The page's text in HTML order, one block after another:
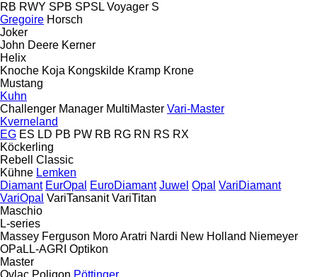
RB RWY SPB SPSL Voyager S
Gregoire Horsch
Joker
John Deere Kerner
Helix
Knoche Koja Kongskilde Kramp Krone
Mustang
Kuhn
Challenger Manager MultiMaster Vari-Master
Kverneland
EG ES LD PB PW RB RG RN RS RX
Köckerling
Rebell Classic
Kühne Lemken
Diamant EurOpal EuroDiamant Juwel Opal VariDiamant
VariOpal VariTansanit VariTitan
Maschio
L-series
Massey Ferguson Moro Aratri Nardi New Holland Niemeyer
OPaLL-AGRI Optikon
Master
Ovlac Poligon Pöttinger